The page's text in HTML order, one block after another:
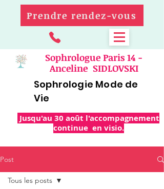
Prendre rendez-vous
Sophrologue Paris 14 -
Anceline SIDLOVSKI
Jusqu'au 30 août l'accompagnement
continue en visio.
Sophrologie Mode de
Vie
Post
Tous les posts